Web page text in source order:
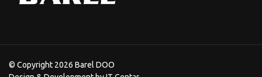
© Copyright 2026 Barel DOO